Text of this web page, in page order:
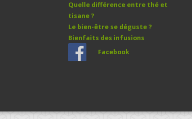
Quelle différence entre thé et
tisane ?
Le bien-être se déguste ?
Bienfaits des infusions
Facebook